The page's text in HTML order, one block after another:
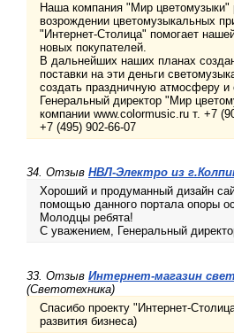
Наша компания "Мир
возрождении цветомузыкальных
"Интернет-Столица" помогает
новых покупателей.
В дальнейших наших планах
поставки на эти деньги
создать праздничную атмосферу
Генеральный директор "Мир
компании www.colormusic.ru т. +7
+7 (495) 902-66-07
34. Отзыв НВЛ-Электро из
Хороший и продуманный дизайн
помощью данного портала опоры
Молодцы ребята!
С уважением, Генеральный
33. Отзыв Интернет-магазин
(Светотехника)
Спасибо проекту "Интернет-
развития бизнеса)